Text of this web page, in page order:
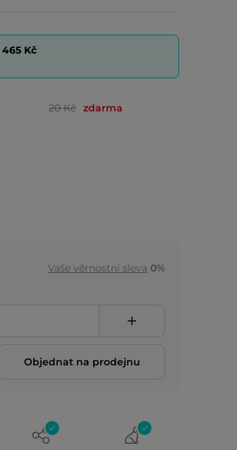
465 Kč
20 Kč zdarma
Vaše věrnostní sleva 0%
Objednat na prodejnu